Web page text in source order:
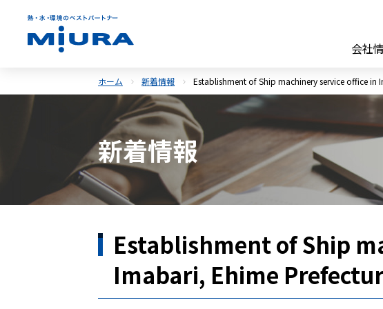
会社
ホーム 新着情報 Establishment of Ship machinery service office in
新着情報
Establishment of Ship
Imabari, Ehime